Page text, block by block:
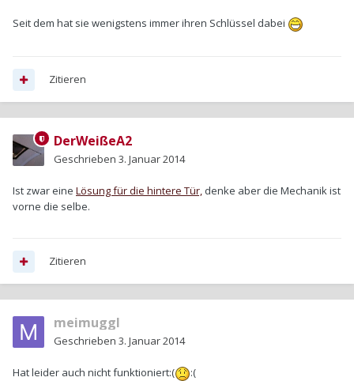
Seit dem hat sie wenigstens immer ihren Schlüssel dabei
Zitieren
DerWeißeA2
Geschrieben 3. Januar 2014
Ist zwar eine Lösung für die hintere Tür, denke aber die Mechanik ist
vorne die selbe.
Zitieren
meimuggl
Geschrieben 3. Januar 2014
Hat leider auch nicht funktioniert:( :(